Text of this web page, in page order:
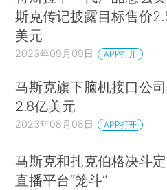
斯克传记披露目标售价
美元
2023年09月09日 APP打开
马斯克旗下脑机接口公
2.8亿美元
2023年08月08日 APP打开
马斯克和扎克伯格决斗
直播平台“笼斗”